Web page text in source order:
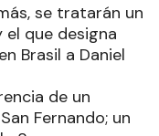
se tratarán un
que designa
Brasil a Daniel
de un
Fernando; un